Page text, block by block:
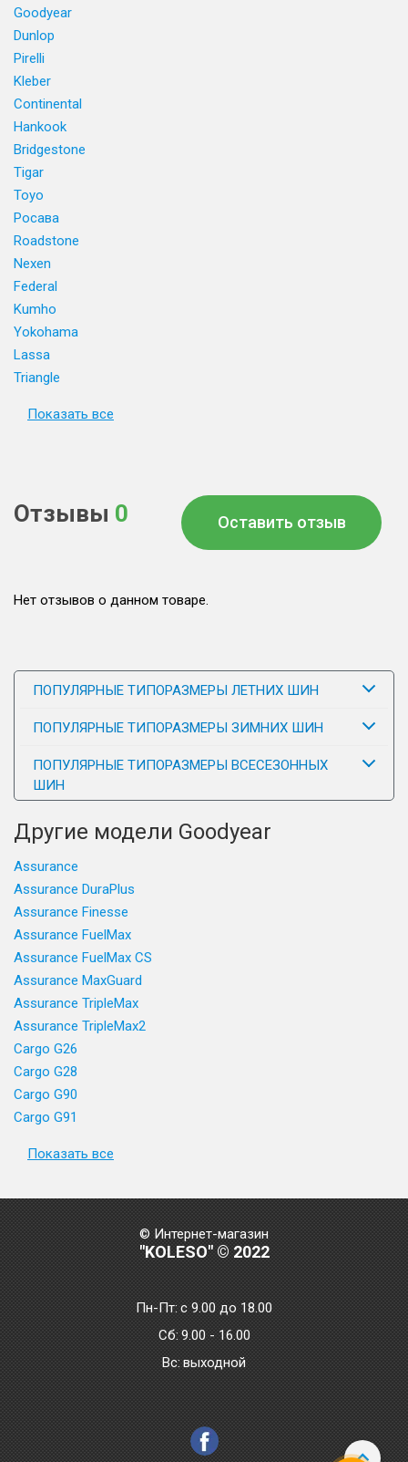
Goodyear
Dunlop
Pirelli
Kleber
Continental
Hankook
Bridgestone
Tigar
Toyo
Росава
Roadstone
Nexen
Federal
Kumho
Yokohama
Lassa
Triangle
Показать все
Отзывы 0 Оставить отзыв
Нет отзывов о данном товаре.
ПОПУЛЯРНЫЕ ТИПОРАЗМЕРЫ ЛЕТНИХ ШИН
ПОПУЛЯРНЫЕ ТИПОРАЗМЕРЫ ЗИМНИХ ШИН
ПОПУЛЯРНЫЕ ТИПОРАЗМЕРЫ ВСЕСЕЗОННЫХ
ШИН
Другие модели Goodyear
Assurance
Assurance DuraPlus
Assurance Finesse
Assurance FuelMax
Assurance FuelMax CS
Assurance MaxGuard
Assurance TripleMax
Assurance TripleMax2
Cargo G26
Cargo G28
Cargo G90
Cargo G91
Показать все
© Интернет-магазин
"KOLESO" © 2022
Пн-Пт:с 9.00 до 18.00
Сб: 9.00 - 16.00
Bc: выходной